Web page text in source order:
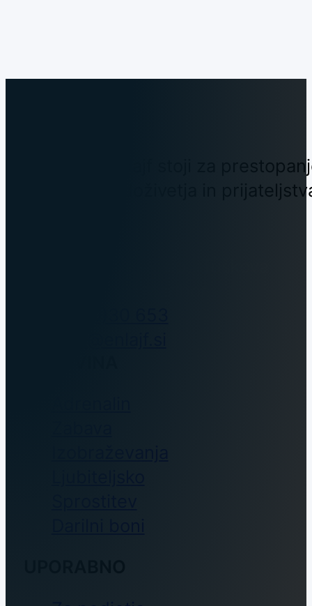
Skupnost Enlajf stoji za
nepozabna doživetja in